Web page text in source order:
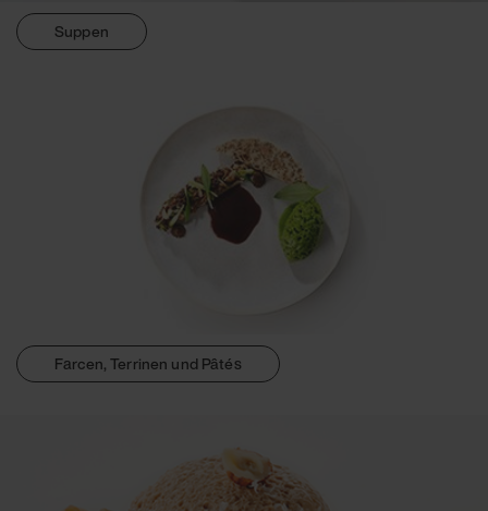
Suppen
Farcen, Terrinen und Pâtés